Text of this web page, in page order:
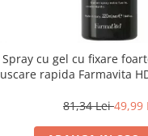
Spray cu gel cu fixare
uscare rapida Farmavita
81,34 Lei49,99